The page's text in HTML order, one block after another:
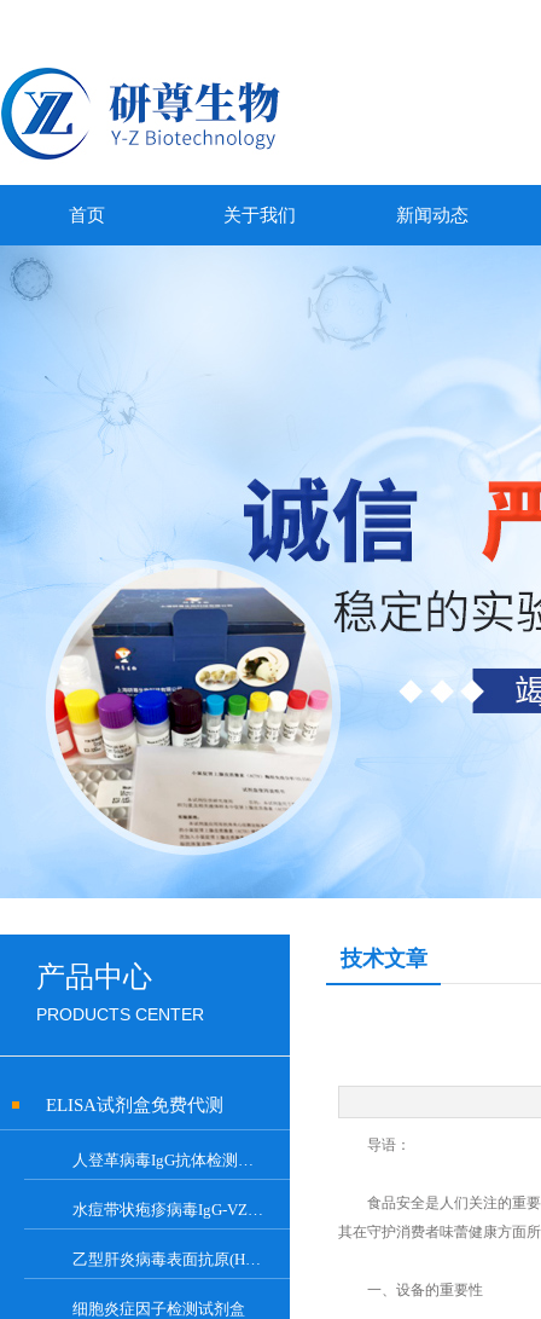
首页 关于我们 新闻动态
产品中心
PRODUCTS CENTER
ELISA试剂盒免费代测
人登革病毒IgG抗体检测试剂盒
水痘带状疱疹病毒IgG-VZV Elisa检测试剂盒
乙型肝炎病毒表面抗原(HBsAg)试剂盒
细胞炎症因子检测试剂盒
技术文章
导语：
食品安全是人们关注的重要
其在守护消费者味蕾健康方面
一、设备的重要性